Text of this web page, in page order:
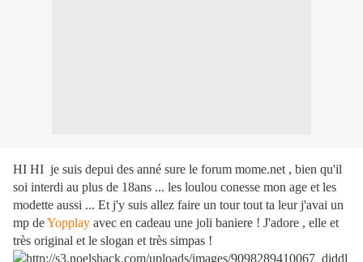
HI HI je suis depui des anné sure le forum mome.net , bien qu'il
soi interdi au plus de 18ans ... les loulou conesse mon age et les
modette aussi ... Et j'y suis allez faire un tour tout ta leur j'avai un
mp deYopplay avec en cadeau une joli baniere ! J'adore , elle et
très original et le slogan et très simpas !